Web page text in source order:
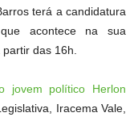
terá a candidatura
acontece na sua
das 16h.
jovem político Herlon
Iracema Vale,